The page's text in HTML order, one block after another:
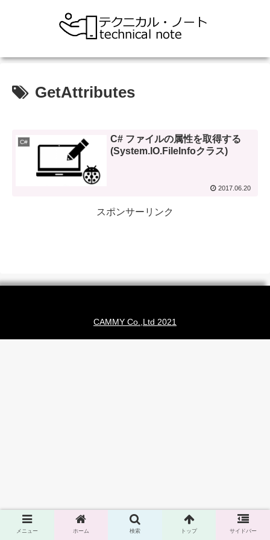
GetAttributes
C#
C# ファイルの属性を取得する
(System.IO.FileInfoクラス)
2017.06.20
スポンサーリンク
CAMMY Co.,Ltd 2021
メニュー ホーム 検索 トップ サイドバー